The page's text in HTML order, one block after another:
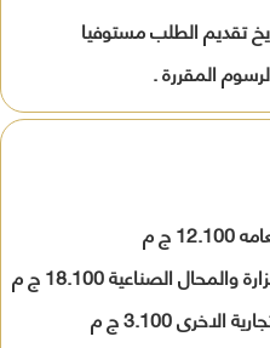
تقديم الطلب مستوفيا
المقررة .
ج م
الصناعية 18.100 ج م
3.100 ج م